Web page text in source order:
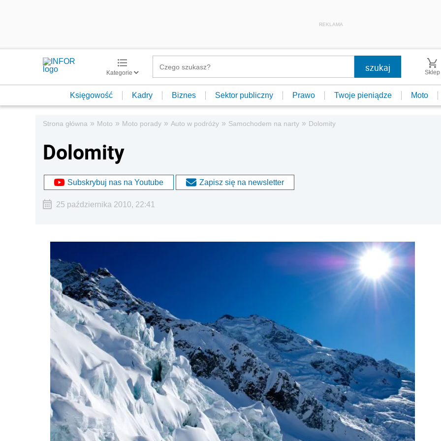
REKLAMA
Kategorie Sklep
Księgowość Kadry Biznes Sektor publiczny Prawo Twoje pieniądze Moto
Strona główna » Moto » Moto porady » Auto w podróży » Samochodem na narty » Dolomity
Dolomity
Subskrybuj nas na Youtube Zapisz się na newsletter
25 października 2010, 22:41